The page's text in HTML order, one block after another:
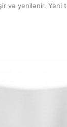
və yenilənir. Yeni